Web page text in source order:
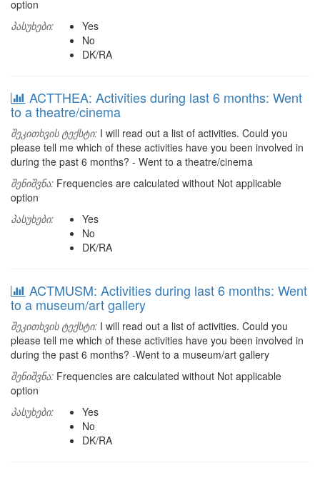
option
პასუხები:
Yes
No
DK/RA
ACTTHEA: Activities during last 6 months: Went
to a theatre/cinema
შეკითხვის ტექსტი: I will read out a list of activities. Could you
please tell me which of these activities have you been involved in
during the past 6 months? - Went to a theatre/cinema
შენიშვნა: Frequencies are calculated without Not applicable
option
პასუხები:
Yes
No
DK/RA
ACTMUSM: Activities during last 6 months: Went
to a museum/art gallery
შეკითხვის ტექსტი: I will read out a list of activities. Could you
please tell me which of these activities have you been involved in
during the past 6 months? -Went to a museum/art gallery
შენიშვნა: Frequencies are calculated without Not applicable
option
პასუხები:
Yes
No
DK/RA